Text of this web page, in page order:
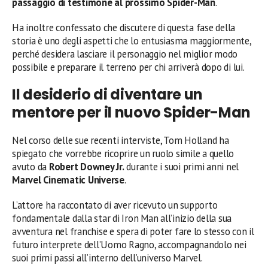
Ha inoltre confessato che discutere di questa fase della
storia è uno degli aspetti che lo entusiasma maggiormente,
perché desidera lasciare il personaggio nel miglior modo
possibile e preparare il terreno per chi arriverà dopo di lui.
Il desiderio di diventare un
mentore per il nuovo Spider-Man
Nel corso delle sue recenti interviste, Tom Holland ha
spiegato che vorrebbe ricoprire un ruolo simile a quello
avuto da Robert Downey Jr.durante i suoi primi anni nel
Marvel Cinematic Universe.
L’attore ha raccontato di aver ricevuto un supporto
fondamentale dalla star di Iron Man all’inizio della sua
avventura nel franchise e spera di poter fare lo stesso con il
futuro interprete dell’Uomo Ragno, accompagnandolo nei
suoi primi passi all’interno dell’universo Marvel.